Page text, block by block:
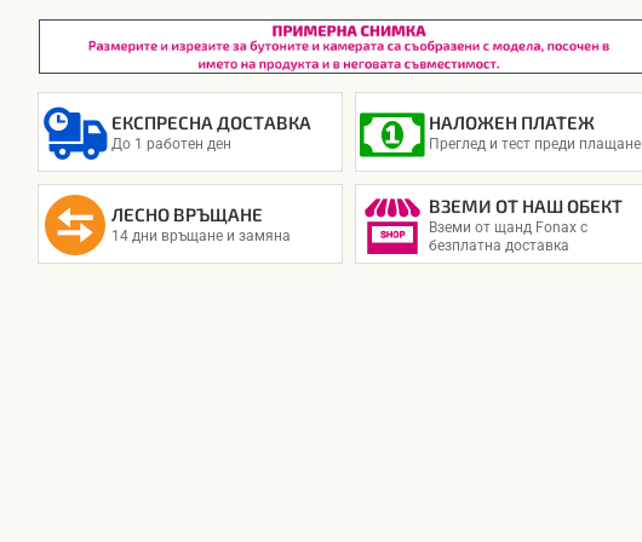
ЕКСПРЕСНА ДОСТАВКА
До 1 работен ден
НАЛОЖЕН ПЛАТЕЖ
Преглед и тест преди плащане
ЛЕСНО ВРЪЩАНЕ
14 дни връщане и замяна
ВЗЕМИ ОТ НАШ ОБЕКТ
Вземи от щанд Fonax с
безплатна доставка